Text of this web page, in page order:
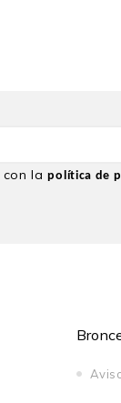
con lapolítica de